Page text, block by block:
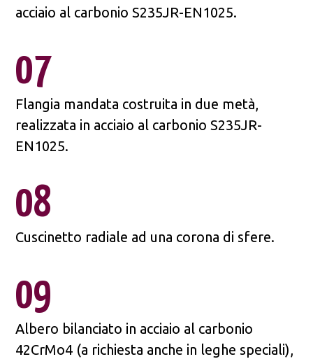
acciaio al carbonio S235JR-EN1025.
07
Flangia mandata costruita in due metà,
realizzata in acciaio al carbonio S235JR-
EN1025.
08
Cuscinetto radiale ad una corona di sfere.
09
Albero bilanciato in acciaio al carbonio
42CrMo4 (a richiesta anche in leghe speciali),